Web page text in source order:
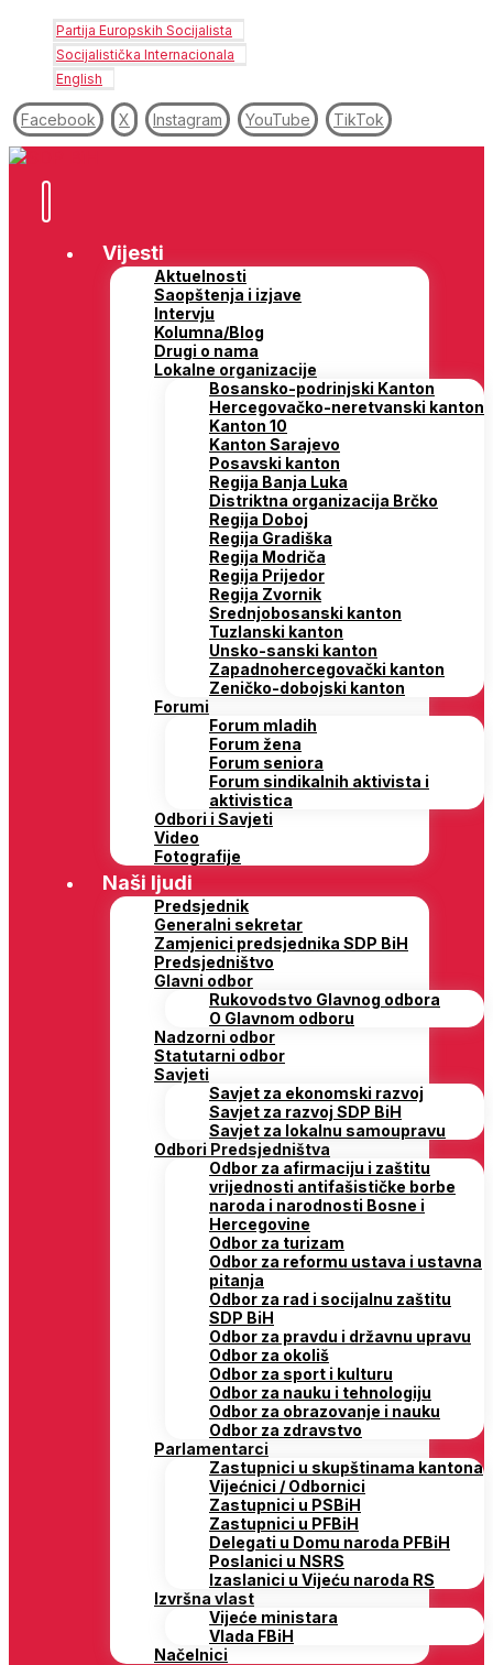
Partija Europskih Socijalista
Socijalistička Internacionala
English
Facebook X Instagram YouTube TikTok
Vijesti
Aktuelnosti
Saopštenja i izjave
Intervju
Kolumna/Blog
Drugi o nama
Lokalne organizacije
Bosansko-podrinjski Kanton
Hercegovačko-neretvanski kanton
Kanton 10
Kanton Sarajevo
Posavski kanton
Regija Banja Luka
Distriktna organizacija Brčko
Regija Doboj
Regija Gradiška
Regija Modriča
Regija Prijedor
Regija Zvornik
Srednjobosanski kanton
Tuzlanski kanton
Unsko-sanski kanton
Zapadnohercegovački kanton
Zeničko-dobojski kanton
Forumi
Forum mladih
Forum žena
Forum seniora
Forum sindikalnih aktivista i
aktivistica
Odbori i Savjeti
Video
Fotografije
Naši ljudi
Predsjednik
Generalni sekretar
Zamjenici predsjednika SDP BiH
Predsjedništvo
Glavni odbor
Rukovodstvo Glavnog odbora
O Glavnom odboru
Nadzorni odbor
Statutarni odbor
Savjeti
Savjet za ekonomski razvoj
Savjet za razvoj SDP BiH
Savjet za lokalnu samoupravu
Odbori Predsjedništva
Odbor za afirmaciju i zaštitu
vrijednosti antifašističke borbe
naroda i narodnosti Bosne i
Hercegovine
Odbor za turizam
Odbor za reformu ustava i ustavna
pitanja
Odbor za rad i socijalnu zaštitu
SDP BiH
Odbor za pravdu i državnu upravu
Odbor za okoliš
Odbor za sport i kulturu
Odbor za nauku i tehnologiju
Odbor za obrazovanje i nauku
Odbor za zdravstvo
Parlamentarci
Zastupnici u skupštinama kantona
Vijećnici / Odbornici
Zastupnici u PSBiH
Zastupnici u PFBiH
Delegati u Domu naroda PFBiH
Poslanici u NSRS
Izaslanici u Vijeću naroda RS
Izvršna vlast
Vijeće ministara
Vlada FBiH
Načelnici